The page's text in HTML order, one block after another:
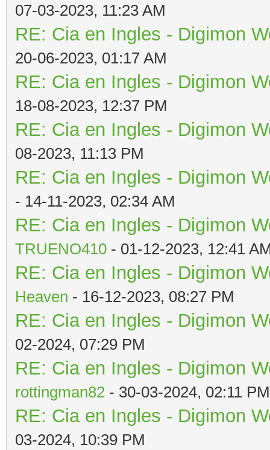
07-03-2023, 11:23 AM
RE: Cia en Ingles - Digimon
20-06-2023, 01:17 AM
RE: Cia en Ingles - Digimon
18-08-2023, 12:37 PM
RE: Cia en Ingles - Digimon
08-2023, 11:13 PM
RE: Cia en Ingles - Digimon
- 14-11-2023, 02:34 AM
RE: Cia en Ingles - Digimon
TRUENO410 - 01-12-2023, 12:41
RE: Cia en Ingles - Digimon
Heaven - 16-12-2023, 08:27 PM
RE: Cia en Ingles - Digimon
02-2024, 07:29 PM
RE: Cia en Ingles - Digimon
rottingman82 - 30-03-2024, 02:11 PM
RE: Cia en Ingles - Digimon
03-2024, 10:39 PM